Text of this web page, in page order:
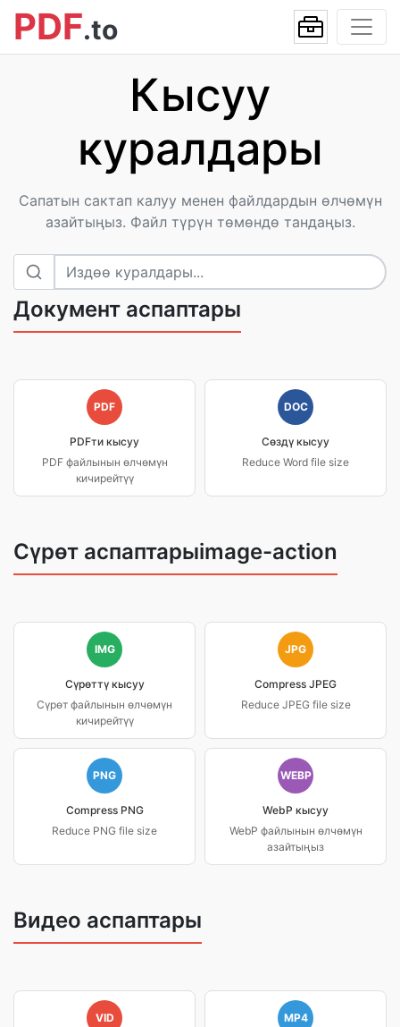
PDF.to
Кысуу
куралдары
Сапатын сактап калуу менен файлдардын өлчөмүн
азайтыңыз. Файл түрүн төмөндө тандаңыз.
Документ аспаптары
PDF
PDFти кысуу
PDF файлынын өлчөмүн
кичирейтүү
DOC
Сөздү кысуу
Reduce Word file size
Сүрөт аспаптарыimage-action
IMG
Сүрөттү кысуу
Сүрөт файлынын өлчөмүн
кичирейтүү
JPG
Compress JPEG
Reduce JPEG file size
PNG
Compress PNG
Reduce PNG file size
WEBP
WebP кысуу
WebP файлынын өлчөмүн
азайтыңыз
Видео аспаптары
VID MP4